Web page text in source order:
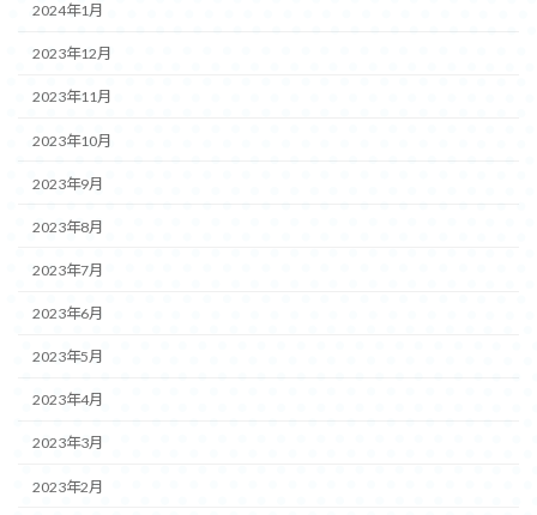
2024年1月
2023年12月
2023年11月
2023年10月
2023年9月
2023年8月
2023年7月
2023年6月
2023年5月
2023年4月
2023年3月
2023年2月